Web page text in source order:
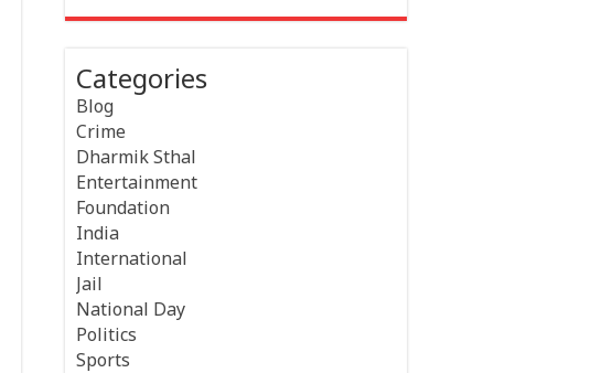
Categories
Blog
Crime
Dharmik Sthal
Entertainment
Foundation
India
International
Jail
National Day
Politics
Sports